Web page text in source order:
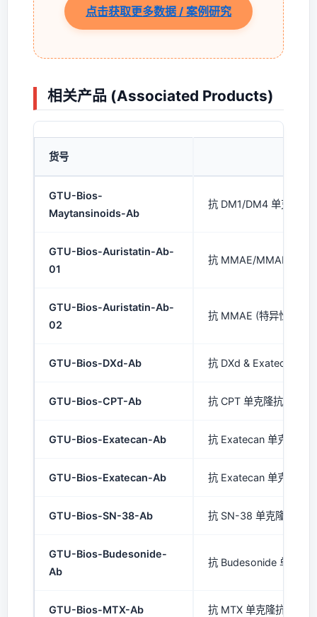
点击获取更多数据 / 案例研究
相关产品 (Associated Products)
货号
GTU-Bios-
Maytansinoids-Ab
抗 DM1/DM4 单克隆抗
GTU-Bios-Auristatin-Ab-
01
抗 MMAE/MMAF 单克
GTU-Bios-Auristatin-Ab-
02
抗 MMAE (特异性) 单
GTU-Bios-DXd-Ab 抗 DXd & Exatecan 单
GTU-Bios-CPT-Ab 抗 CPT 单克隆抗体
GTU-Bios-Exatecan-Ab 抗 Exatecan 单克隆抗
GTU-Bios-Exatecan-Ab 抗 Exatecan 单克隆抗
GTU-Bios-SN-38-Ab 抗 SN-38 单克隆抗体
GTU-Bios-Budesonide-
Ab
抗 Budesonide 单克隆
GTU-Bios-MTX-Ab 抗 MTX 单克隆抗体